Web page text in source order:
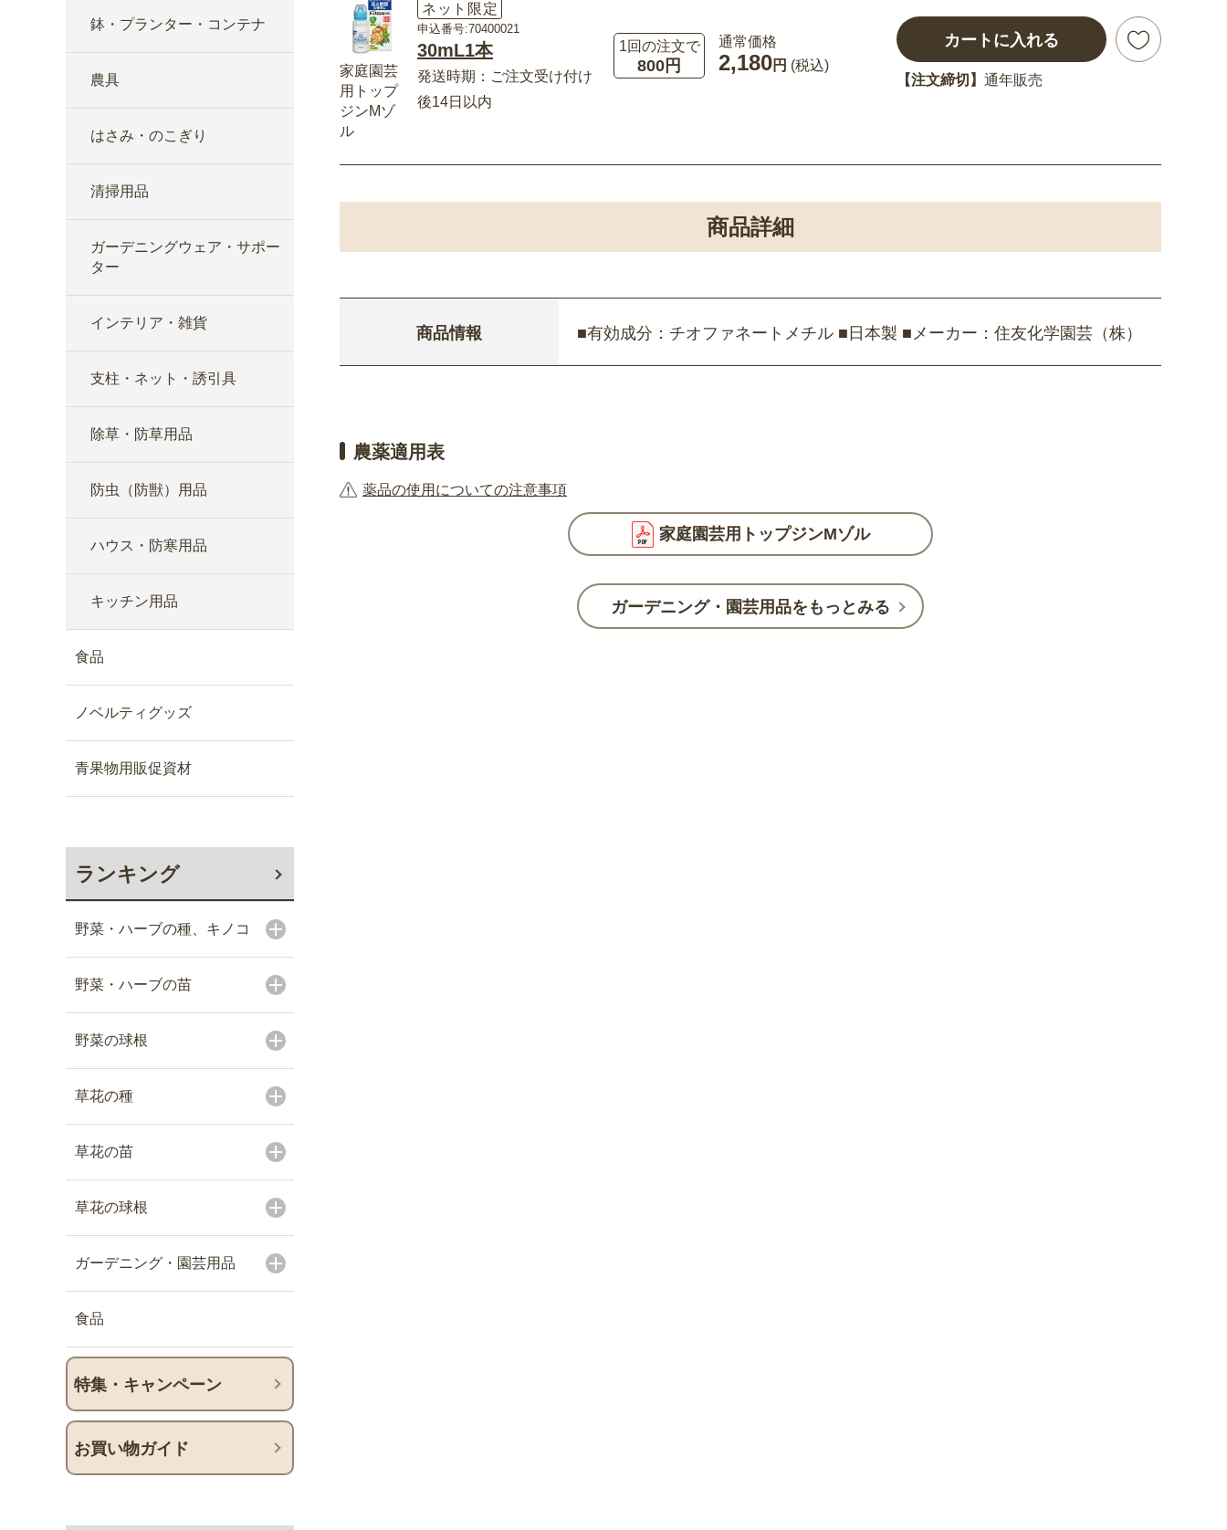
鉢・プランター・コンテナ
農具
はさみ・のこぎり
清掃用品
ガーデニングウェア・サポー
ター
インテリア・雑貨
支柱・ネット・誘引具
除草・防草用品
防虫（防獣）用品
ハウス・防寒用品
キッチン用品
食品
ノベルティグッズ
青果物用販促資材
ランキング
野菜・ハーブの種、キノコ
野菜・ハーブの苗
野菜の球根
草花の種
草花の苗
草花の球根
ガーデニング・園芸用品
食品
特集・キャンペーン
お買い物ガイド
家庭園芸
用トップ
ジンMゾ
ル
ネット限定
申込番号:70400021
30mL1本
発送時期：ご注文受け付け
後14日以内
1回の注文で
800円
通常価格
2,180円 (税込)
カートに入れる
【注文締切】 通年販売
商品詳細
商品情報 ■有効成分：チオファネートメチル ■日本製 ■メーカー：住友化学園芸（株）
農薬適用表
薬品の使用についての注意事項
家庭園芸用トップジンMゾル
ガーデニング・園芸用品をもっとみる